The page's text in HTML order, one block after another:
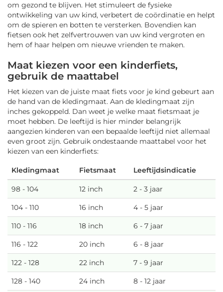
om gezond te blijven. Het stimuleert de fysieke
ontwikkeling van uw kind, verbetert de coördinatie en helpt
om de spieren en botten te versterken. Bovendien kan
fietsen ook het zelfvertrouwen van uw kind vergroten en
hem of haar helpen om nieuwe vrienden te maken.
Maat kiezen voor een kinderfiets,
gebruik de maattabel
Het kiezen van de juiste maat fiets voor je kind gebeurt aan
de hand van de kledingmaat. Aan de kledingmaat zijn
inches gekoppeld. Dan weet je welke maat fietsmaat je
moet hebben. De leeftijd is hier minder belangrijk
aangezien kinderen van een bepaalde leeftijd niet allemaal
even groot zijn. Gebruik ondestaande maattabel voor het
kiezen van een kinderfiets:
Kledingmaat Fietsmaat Leeftijdsindicatie
98 - 104 12 inch 2 - 3 jaar
104 - 110 16 inch 4 - 5 jaar
110 - 116 18 inch 6 - 7 jaar
116 - 122 20 inch 6 - 8 jaar
122 - 128 22 inch 7 - 9 jaar
128 - 140 24 inch 8 - 12 jaar